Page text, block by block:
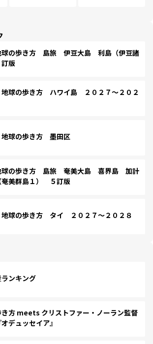
の歩き方 島旅 伊豆大島 利島（伊豆諸
版
球の歩き方 ハワイ島 ２０２７～２０２
球の歩き方 墨田区
の歩き方 島旅 奄美大島 喜界島 加計
奄美群島１） ５訂版
球の歩き方 タイ ２０２７～２０２８
ンキング
方 meets クリストファー・ノーラン監督
デュッセイア』